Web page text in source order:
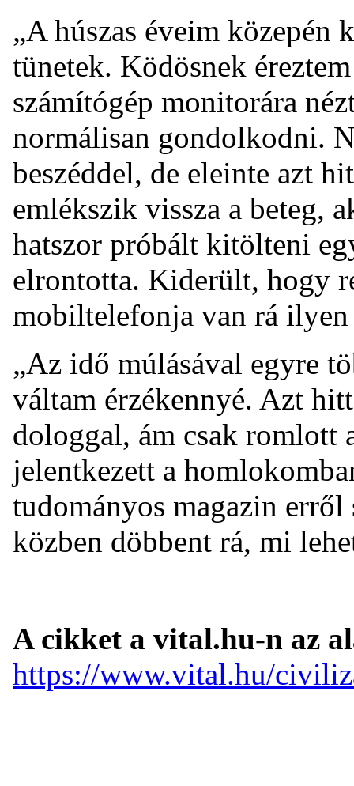
„A húszas éveim közepén
tünetek. Ködösnek
számítógép monitorára
normálisan gondolkodni.
beszéddel, de eleinte azt
emlékszik vissza a beteg,
hatszor próbált kitölteni
elrontotta. Kiderült, hogy
mobiltelefonja van rá ilyen
„Az idő múlásával egyre
váltam érzékennyé. Azt
dologgal, ám csak romlott
jelentkezett a
tudományos magazin
közben döbbent rá, mi
A cikket a vital.hu-n az
https://www.vital.hu/